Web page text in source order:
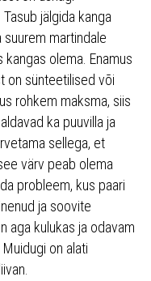
jälgida kanga
suurem martindale
olema. Enamus
on sünteetilised või
rohkem maksma, siis
ka puuvilla ja
sellega, et
värv peab olema
probleem, kus paari
ja soovite
aga kulukas ja odavam
on alati